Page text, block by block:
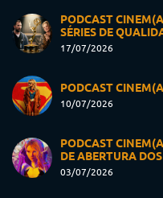
PODCAST
SÉRIES DE
17/07/2026
PODCAST
10/07/2026
PODCAST
DE ABERTURA
03/07/2026